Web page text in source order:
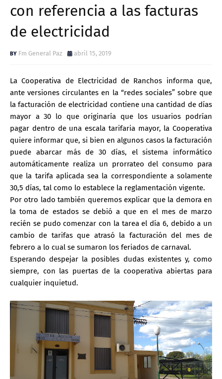
con referencia a las facturas
de electricidad
Fm General Paz abril 15, 2019
La Cooperativa de Electricidad de Ranchos informa que,
ante versiones circulantes en la “redes sociales” sobre que
la facturación de electricidad contiene una cantidad de días
mayor a 30 lo que originaría que los usuarios podrían
pagar dentro de una escala tarifaria mayor, la Cooperativa
quiere informar que, si bien en algunos casos la facturación
puede abarcar más de 30 días, el sistema informático
automáticamente realiza un prorrateo del consumo para
que la tarifa aplicada sea la correspondiente a solamente
30,5 días, tal como lo establece la reglamentación vigente.
Por otro lado también queremos explicar que la demora en
la toma de estados se debió a que en el mes de marzo
recién se pudo comenzar con la tarea el día 6, debido a un
cambio de tarifas que atrasó la facturación del mes de
febrero a lo cual se sumaron los feriados de carnaval.
Esperando despejar la posibles dudas existentes y, como
siempre, con las puertas de la cooperativa abiertas para
cualquier inquietud.